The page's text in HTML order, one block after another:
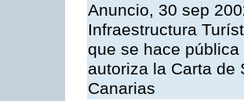
Anuncio, 30 sep
Infraestructura
que se hace
autoriza la Carta de
Canarias